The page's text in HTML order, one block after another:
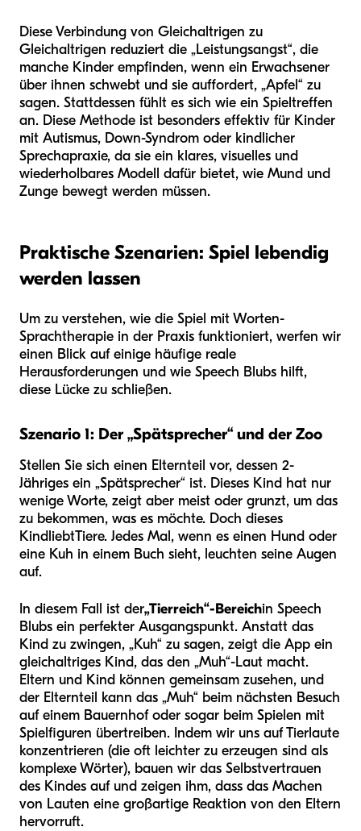
Diese Verbindung von Gleichaltrigen zu
Gleichaltrigen reduziert die „Leistungsangst“, die
manche Kinder empfinden, wenn ein Erwachsener
über ihnen schwebt und sie auffordert, „Apfel“ zu
sagen. Stattdessen fühlt es sich wie ein Spieltreffen
an. Diese Methode ist besonders effektiv für Kinder
mit Autismus, Down-Syndrom oder kindlicher
Sprechapraxie, da sie ein klares, visuelles und
wiederholbares Modell dafür bietet, wie Mund und
Zunge bewegt werden müssen.
Praktische Szenarien: Spiel lebendig
werden lassen
Um zu verstehen, wie die Spiel mit Worten-
Sprachtherapie in der Praxis funktioniert, werfen wir
einen Blick auf einige häufige reale
Herausforderungen und wie Speech Blubs hilft,
diese Lücke zu schließen.
Szenario 1: Der „Spätsprecher“ und der Zoo
Stellen Sie sich einen Elternteil vor, dessen 2-
Jähriges ein „Spätsprecher“ ist. Dieses Kind hat nur
wenige Worte, zeigt aber meist oder grunzt, um das
zu bekommen, was es möchte. Doch dieses
Kind liebtTiere. Jedes Mal, wenn es einen Hund oder
eine Kuh in einem Buch sieht, leuchten seine Augen
auf.
In diesem Fall ist der„Tierreich“-Bereichin Speech
Blubs ein perfekter Ausgangspunkt. Anstatt das
Kind zu zwingen, „Kuh“ zu sagen, zeigt die App ein
gleichaltriges Kind, das den „Muh“-Laut macht.
Eltern und Kind können gemeinsam zusehen, und
der Elternteil kann das „Muh“ beim nächsten Besuch
auf einem Bauernhof oder sogar beim Spielen mit
Spielfiguren übertreiben. Indem wir uns auf Tierlaute
konzentrieren (die oft leichter zu erzeugen sind als
komplexe Wörter), bauen wir das Selbstvertrauen
des Kindes auf und zeigen ihm, dass das Machen
von Lauten eine großartige Reaktion von den Eltern
hervorruft.